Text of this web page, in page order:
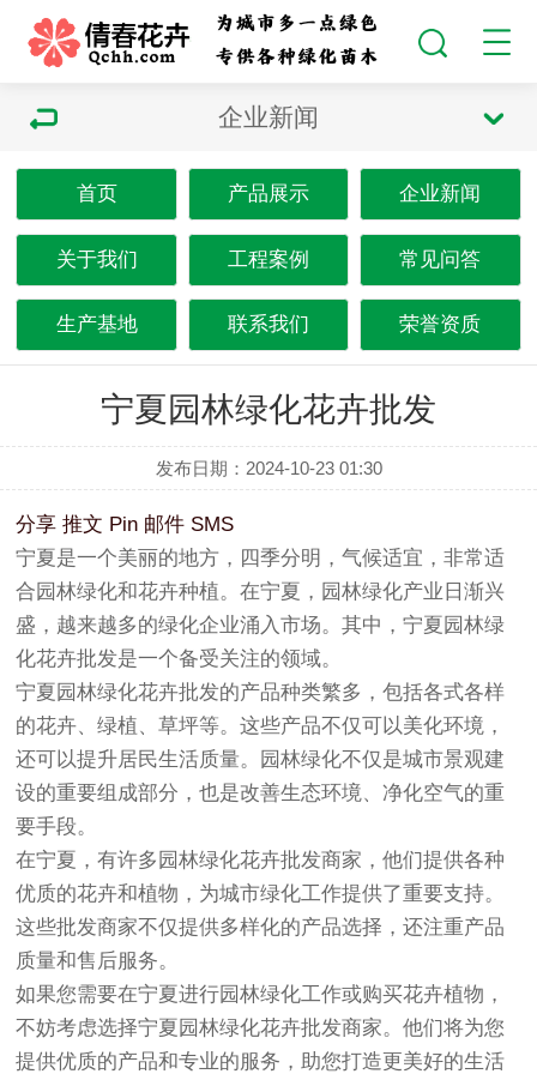
企业新闻
首页 产品展示 企业新闻
关于我们 工程案例 常见问答
生产基地 联系我们 荣誉资质
宁夏园林绿化花卉批发
发布日期：2024-10-23 01:30
分享 推文 Pin 邮件 SMS
宁夏是一个美丽的地方，四季分明，气候适宜，非常适
合园林绿化和花卉种植。在宁夏，园林绿化产业日渐兴
盛，越来越多的绿化企业涌入市场。其中，宁夏园林绿
化花卉批发是一个备受关注的领域。
宁夏园林绿化花卉批发的产品种类繁多，包括各式各样
的花卉、绿植、草坪等。这些产品不仅可以美化环境，
还可以提升居民生活质量。园林绿化不仅是城市景观建
设的重要组成部分，也是改善生态环境、净化空气的重
要手段。
在宁夏，有许多园林绿化花卉批发商家，他们提供各种
优质的花卉和植物，为城市绿化工作提供了重要支持。
这些批发商家不仅提供多样化的产品选择，还注重产品
质量和售后服务。
如果您需要在宁夏进行园林绿化工作或购买花卉植物，
不妨考虑选择宁夏园林绿化花卉批发商家。他们将为您
提供优质的产品和专业的服务，助您打造更美好的生活